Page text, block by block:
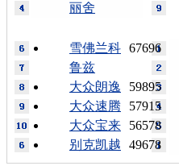
丽舍
67696
雪佛兰科
鲁兹
59895
大众朗逸
57915
大众速腾
56578
大众宝来
49678
别克凯越